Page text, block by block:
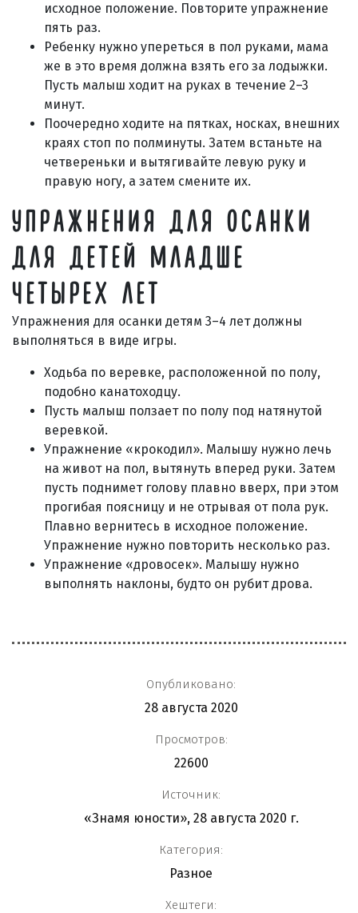
исходное положение. Повторите упражнение
пять раз.
Ребенку нужно упереться в пол руками, мама
же в это время должна взять его за лодыжки.
Пусть малыш ходит на руках в течение 2–3
минут.
Поочередно ходите на пятках, носках, внешних
краях стоп по полминуты. Затем встаньте на
четвереньки и вытягивайте левую руку и
правую ногу, а затем смените их.
УПРАЖНЕНИЯ ДЛЯ ОСАНКИ
ДЛЯ ДЕТЕЙ МЛАДШЕ
ЧЕТЫРЕХ ЛЕТ
Упражнения для осанки детям 3–4 лет должны
выполняться в виде игры.
Ходьба по веревке, расположенной по полу,
подобно канатоходцу.
Пусть малыш ползает по полу под натянутой
веревкой.
Упражнение «крокодил». Малышу нужно лечь
на живот на пол, вытянуть вперед руки. Затем
пусть поднимет голову плавно вверх, при этом
прогибая поясницу и не отрывая от пола рук.
Плавно вернитесь в исходное положение.
Упражнение нужно повторить несколько раз.
Упражнение «дровосек». Малышу нужно
выполнять наклоны, будто он рубит дрова.
Опубликовано:
28 августа 2020
Просмотров:
22600
Источник:
«Знамя юности», 28 августа 2020 г.
Категория:
Разное
Хештеги: